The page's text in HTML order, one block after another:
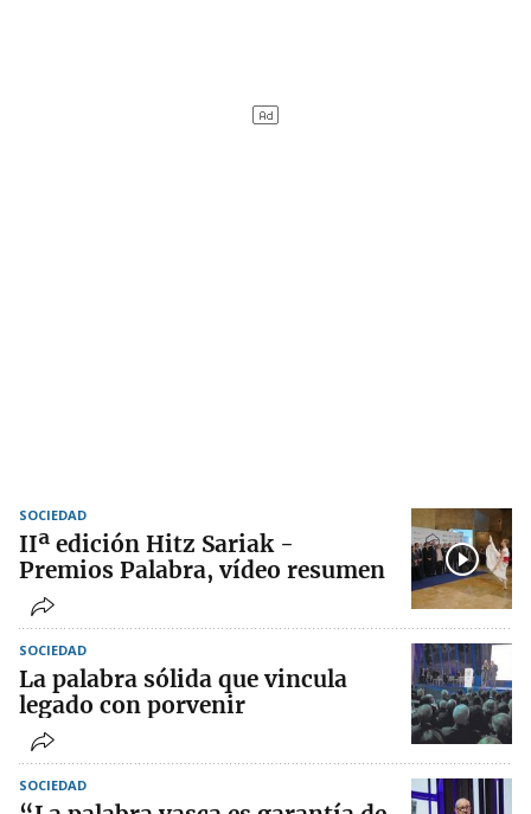
SOCIEDAD
IIª edición Hitz Sariak -
Premios Palabra, vídeo resumen
SOCIEDAD
La palabra sólida que vincula
legado con porvenir
SOCIEDAD